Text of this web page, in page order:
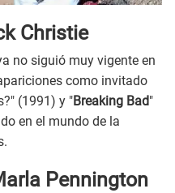
Christie
no siguió muy vigente en
como invitado
(1991) y "Breaking Bad"
en el mundo de la
Pennington